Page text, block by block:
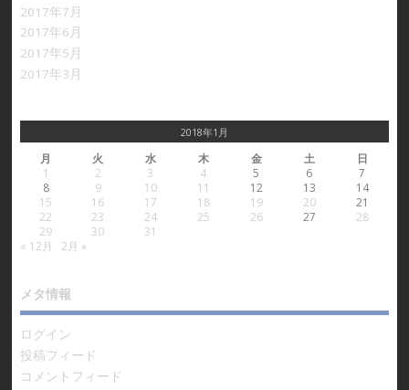
2017年7月
2017年6月
2017年5月
2017年3月
2018年1月
月 火 水 木 金 土
日
1
2 3 4 5 6
7
8
9 10 11 12 13
14
15
16 17 18 19 20
21
22
23 24 25 26 27
28
29
30
31
« 12月
2月 »
メタ情報
ログイン
投稿フィード
コメントフィード